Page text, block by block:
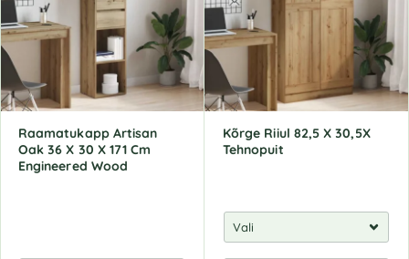
Raamatukapp Artisan
Oak 36 X 30 X 171 Cm
Engineered Wood
Kõrge Riiul 82,5 X 30,5X
Tehnopuit